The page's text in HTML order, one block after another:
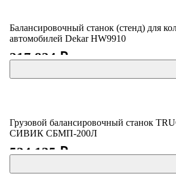
Балансировочный станок (стенд) для
автомобилей Dekar HW9910
217 824 ₽
Грузовой балансировочный станок
СИВИК СБМП-200Л
524 135 ₽